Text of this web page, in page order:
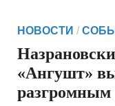
НОВОСТИ /
«Ангушт»
разгромным